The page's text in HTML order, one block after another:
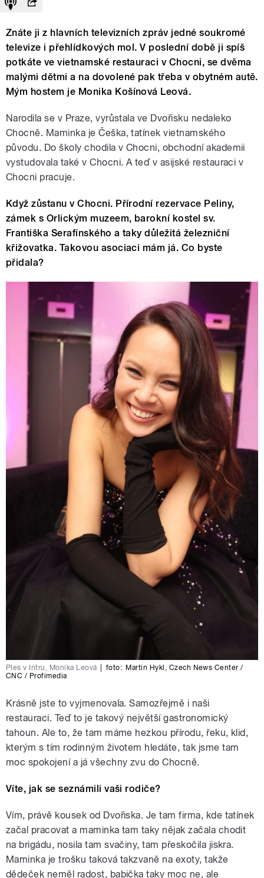
Znáte ji z hlavních televizních zpráv jedné soukromé
televize i přehlídkových mol. V poslední době ji spíš
potkáte ve vietnamské restauraci v Chocni, se dvěma
malými dětmi a na dovolené pak třeba v obytném autě.
Mým hostem je Monika Košínová Leová.
Narodila se v Praze, vyrůstala ve Dvořisku nedaleko
Chocně. Maminka je Češka, tatínek vietnamského
původu. Do školy chodila v Chocni, obchodní akademii
vystudovala také v Chocni. A teď v asijské restauraci v
Chocni pracuje.
Když zůstanu v Chocni. Přírodní rezervace Peliny,
zámek s Orlickým muzeem, barokní kostel sv.
Františka Serafínského a taky důležitá železniční
křižovatka. Takovou asociaci mám já. Co byste
přidala?
Ples v Intru, Monika Leová foto: Martin Hykl , Czech News Center /
CNC / Profimedia
Krásně jste to vyjmenovala. Samozřejmě i naši
restauraci. Teď to je takový největší gastronomický
tahoun. Ale to, že tam máme hezkou přírodu, řeku, klid,
kterým s tím rodinným životem hledáte, tak jsme tam
moc spokojení a já všechny zvu do Chocně.
Víte, jak se seznámili vaši rodiče?
Vím, právě kousek od Dvořiska. Je tam firma, kde tatínek
začal pracovat a maminka tam taky nějak začala chodit
na brigádu, nosila tam svačiny, tam přeskočila jiskra.
Maminka je trošku taková takzvaně na exoty, takže
dědeček neměl radost, babička taky moc ne, ale